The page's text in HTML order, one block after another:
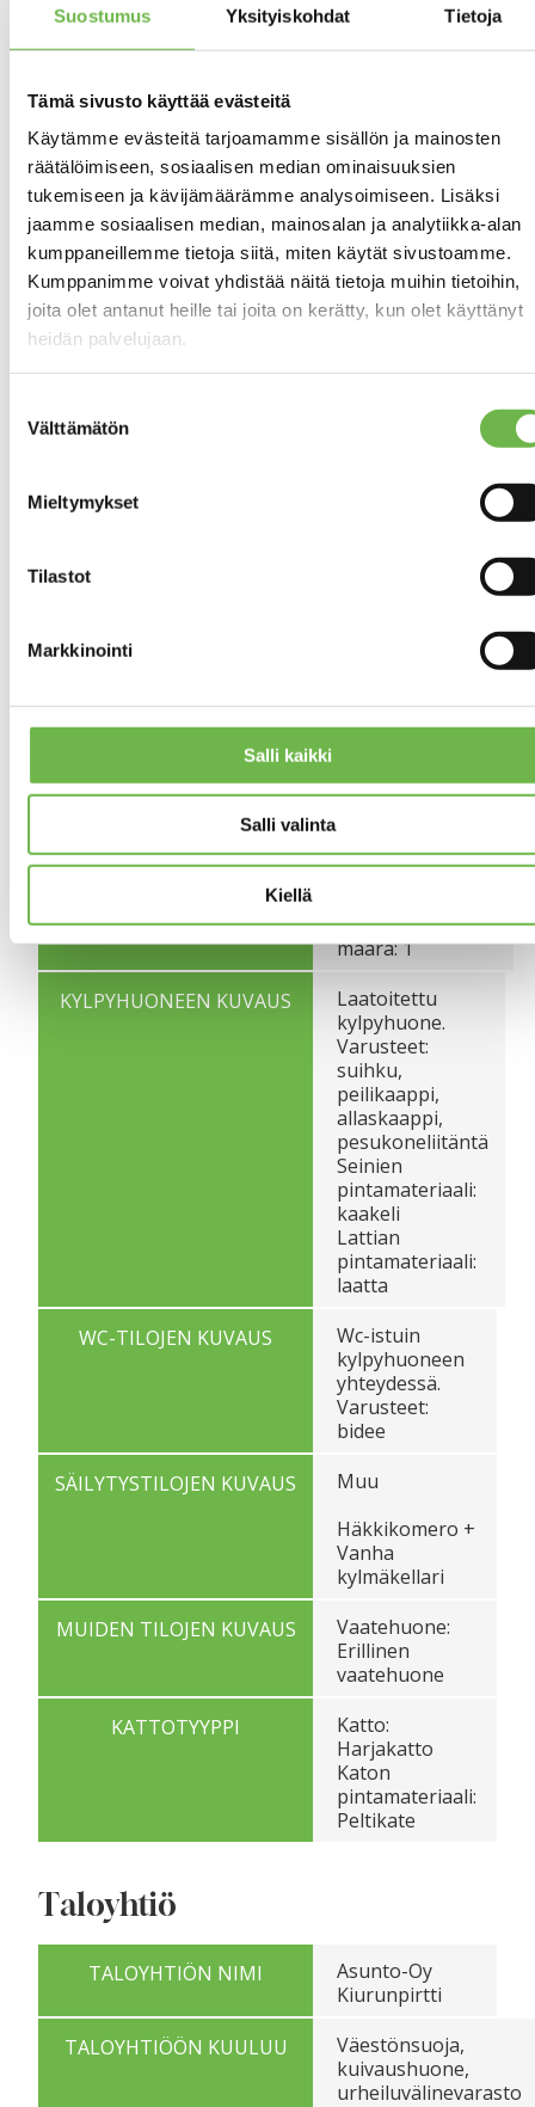
Suostumus Yksityiskohdat Tietoja
Tämä sivusto käyttää evästeitä
Käytämme evästeitä tarjoamamme sisällön ja mainosten
räätälöimiseen, sosiaalisen median ominaisuuksien
tukemiseen ja kävijämäärämme analysoimiseen. Lisäksi
jaamme sosiaalisen median, mainosalan ja analytiikka-alan
kumppaneillemme tietoja siitä, miten käytät sivustoamme.
Kumppanimme voivat yhdistää näitä tietoja muihin tietoihin,
joita olet antanut heille tai joita on kerätty, kun olet käyttänyt
heidän palvelujaan.
valinta
Välttämätön
Mieltymykset
Tilastot
Markkinointi
Salli kaikki
Salli valinta
Kiellä
ANTENNI Kaapeli-TV
Asunnon tilat ja materiaalit
RAKENNUS- JA
PINTAMATERIAALIT
Pääasiallinen
rakennusmateriaali:
Betoni
Betoni / tiili
KEITTIÖN KUVAUS
Kaapistot,
Varusteet:
astianpesukone
OLOHUONEEN KUVAUS
maalattu
Lattian
parketti
MAKUUHUONEIDEN
KUVAUS
pintamateriaali:
muovi
Makuuhuoneiden
määrä: 1
KYLPYHUONEEN KUVAUS
Laatoitettu
kylpyhuone.
Varusteet:
suihku,
peilikaappi,
allaskaappi,
pesukoneliitäntä
Seinien
pintamateriaali:
kaakeli
Lattian
pintamateriaali:
laatta
WC-TILOJEN KUVAUS
Wc-istuin
kylpyhuoneen
yhteydessä.
Varusteet:
bidee
SÄILYTYSTILOJEN KUVAUS
Muu
Häkkikomero +
Vanha
kylmäkellari
MUIDEN TILOJEN KUVAUS
Vaatehuone:
Erillinen
vaatehuone
KATTOTYYPPI
Katto:
Harjakatto
Katon
pintamateriaali:
Peltikate
Taloyhtiö
TALOYHTIÖN NIMI
Asunto-Oy
Kiurunpirtti
TALOYHTIÖÖN KUULUU
Väestönsuoja,
kuivaushuone,
urheiluvälinevarasto